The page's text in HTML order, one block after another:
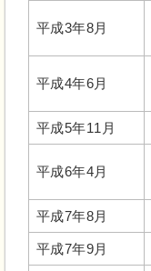
平成3年8月
平成4年6月
平成5年11月
平成6年4月
平成7年8月
平成7年9月